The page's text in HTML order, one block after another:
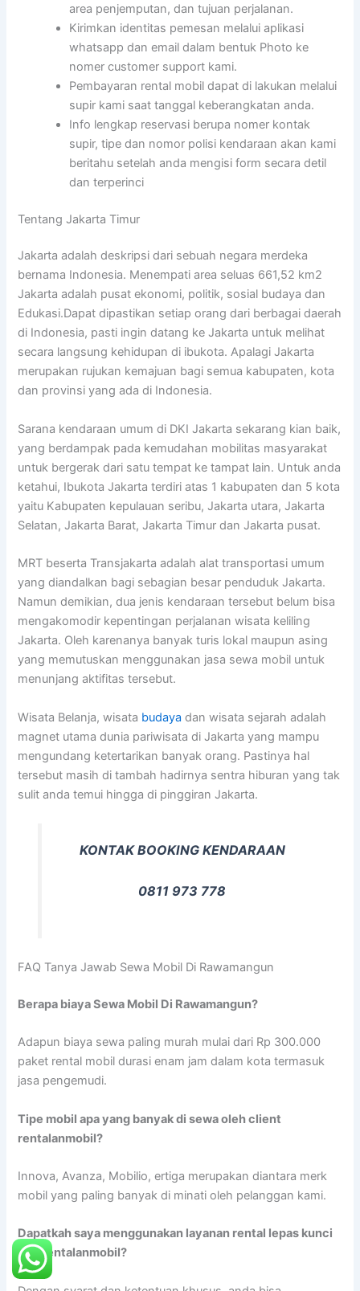
area penjemputan, dan tujuan perjalanan.
Kirimkan identitas pemesan melalui aplikasi
whatsapp dan email dalam bentuk Photo ke
nomer customer support kami.
Pembayaran rental mobil dapat di lakukan melalui
supir kami saat tanggal keberangkatan anda.
Info lengkap reservasi berupa nomer kontak
supir, tipe dan nomor polisi kendaraan akan kami
beritahu setelah anda mengisi form secara detil
dan terperinci
Tentang Jakarta Timur
Jakarta adalah deskripsi dari sebuah negara merdeka
bernama Indonesia. Menempati area seluas 661,52 km2
Jakarta adalah pusat ekonomi, politik, sosial budaya dan
Edukasi.Dapat dipastikan setiap orang dari berbagai daerah
di Indonesia, pasti ingin datang ke Jakarta untuk melihat
secara langsung kehidupan di ibukota. Apalagi Jakarta
merupakan rujukan kemajuan bagi semua kabupaten, kota
dan provinsi yang ada di Indonesia.
Sarana kendaraan umum di DKI Jakarta sekarang kian baik,
yang berdampak pada kemudahan mobilitas masyarakat
untuk bergerak dari satu tempat ke tampat lain. Untuk anda
ketahui, Ibukota Jakarta terdiri atas 1 kabupaten dan 5 kota
yaitu Kabupaten kepulauan seribu, Jakarta utara, Jakarta
Selatan, Jakarta Barat, Jakarta Timur dan Jakarta pusat.
MRT beserta Transjakarta adalah alat transportasi umum
yang diandalkan bagi sebagian besar penduduk Jakarta.
Namun demikian, dua jenis kendaraan tersebut belum bisa
mengakomodir kepentingan perjalanan wisata keliling
Jakarta. Oleh karenanya banyak turis lokal maupun asing
yang memutuskan menggunakan jasa sewa mobil untuk
menunjang aktifitas tersebut.
Wisata Belanja, wisata budaya dan wisata sejarah adalah
magnet utama dunia pariwisata di Jakarta yang mampu
mengundang ketertarikan banyak orang. Pastinya hal
tersebut masih di tambah hadirnya sentra hiburan yang tak
sulit anda temui hingga di pinggiran Jakarta.
KONTAK BOOKING KENDARAAN
0811 973 778
FAQ Tanya Jawab Sewa Mobil Di Rawamangun
Berapa biaya Sewa Mobil Di Rawamangun?
Adapun biaya sewa paling murah mulai dari Rp 300.000
paket rental mobil durasi enam jam dalam kota termasuk
jasa pengemudi.
Tipe mobil apa yang banyak di sewa oleh client
rentalanmobil?
Innova, Avanza, Mobilio, ertiga merupakan diantara merk
mobil yang paling banyak di minati oleh pelanggan kami.
Dapatkah saya menggunakan layanan rental lepas kunci
dari rentalanmobil?